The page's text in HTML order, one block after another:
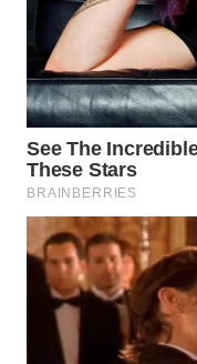
DEPOK
WN
TAPANULI
UTARA
WN
SAMOSIR
WN
PADANG
LAWAS